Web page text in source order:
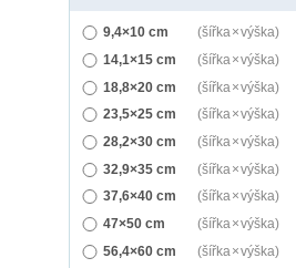
9,4×10 cm (šířka × výška)
14,1×15 cm
(šířka × výška)
18,8×20 cm
(šířka × výška)
23,5×25 cm
(šířka × výška)
28,2×30 cm
(šířka × výška)
32,9×35 cm
(šířka × výška)
37,6×40 cm
(šířka × výška)
47×50 cm
(šířka × výška)
56,4×60 cm
(šířka × výška)